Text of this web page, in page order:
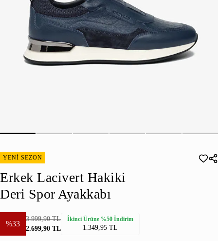
YENİ SEZON
Erkek Lacivert Hakiki
Deri Spor Ayakkabı
%33
3.999,90 TL
2.699,90 TL
İkinci Ürüne %50 İndirim
1.349,95 TL